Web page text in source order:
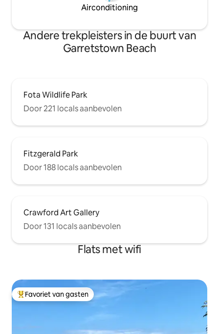
Airconditioning
Andere trekpleisters in de buurt van
Garretstown Beach
Fota Wildlife Park
Door 221 locals aanbevolen
Fitzgerald Park
Door 188 locals aanbevolen
Crawford Art Gallery
Door 131 locals aanbevolen
Flats met wifi
Topfavoriet van gasten
Favoriet van gasten